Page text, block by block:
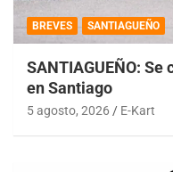
BREVES SANTIAGUEÑO
SANTIAGUEÑO:
en Santiago
5 agosto, 2026 E-Kart